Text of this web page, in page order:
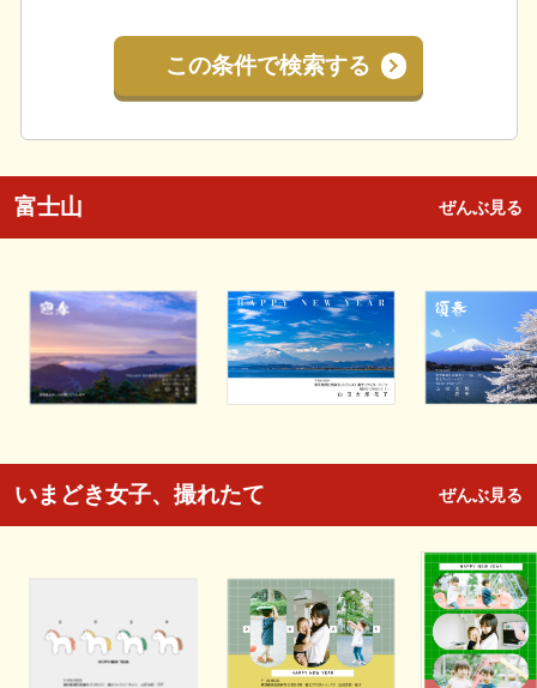
この条件で検索する
富士山 ぜんぶ見る
いまどき女子、撮れたて ぜんぶ見る